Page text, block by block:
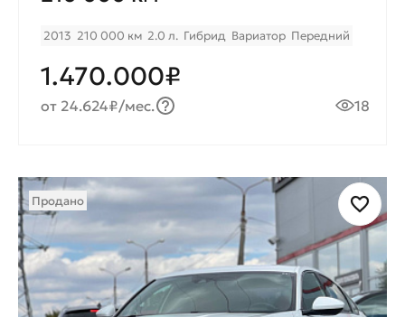
2013 210 000 км 2.0 л. Гибрид Вариатор Передний
1.470.000₽
от 24.624₽/мес. 18
Продано